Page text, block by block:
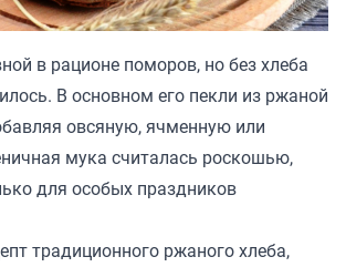
в рационе поморов, но без хлеба
В основном его пекли из ржаной
овсяную, ячменную или
мука считалась роскошью,
для особых праздников
традиционного ржаного хлеба,